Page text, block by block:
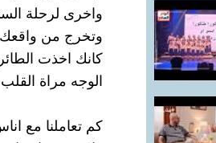
واخرى لرحلة
وتخرج من واقعك
كانك اخذت
الوجه مراة
كم تعاملنا مع